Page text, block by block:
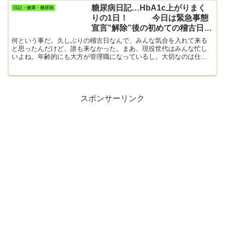
飯の総カロリーは捨てた煮汁の分だけ減ることになる。問題は炊い
たご飯の味なんですけど、それなりに「美味しい」という記述ばか
りで「まずい」というのはありませんでした。炊飯器メーカーの説
日記・健康・糖尿病
糖尿病日記…HbA1c上がりまく
りの1日！ 今日は緊急事態
宣言”解除”後の初めての稽古日
でも体育館には誰も来なかった
＿|￣|○
何という事だ。久しぶりの稽古日なんで、みんな気合を入れて来る
と思ったんだけど、誰も来なかった。まあ、現役世代はみんな忙し
いよね。年齢的にも大方が管理職になっているし。大切なのは仕
そば」や「一平ちゃん」や「ごつ盛り」も美味しいけど、ペヤング
スポンサーリンク